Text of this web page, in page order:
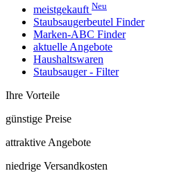
meistgekauft Neu
Staubsaugerbeutel Finder
Marken-ABC Finder
aktuelle Angebote
Haushaltswaren
Staubsauger - Filter
Ihre Vorteile
günstige Preise
attraktive Angebote
niedrige Versandkosten